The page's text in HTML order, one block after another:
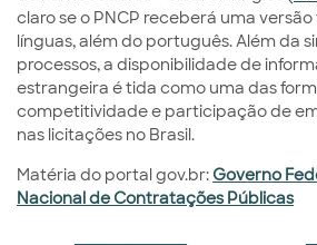
claro se o PNCP receberá uma
línguas, além do português. Além da
processos, a disponibilidade de
estrangeira é tida como uma das
competitividade e participação de
nas licitações no Brasil.
Matéria do portal gov.br: Governo
Nacional de Contratações Públicas